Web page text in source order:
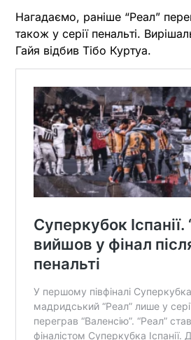
Нагадаємо, раніше “Реал”
також у серії пенальті.
Гайя відбив Тібо Куртуа.